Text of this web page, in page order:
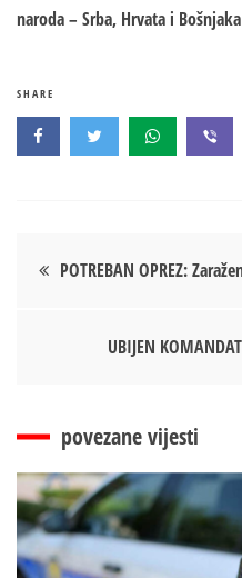
naroda – Srba, Hrvata i
SHARE
Кретање
POTREBAN OPREZ:
UBIJEN
povezane vijesti